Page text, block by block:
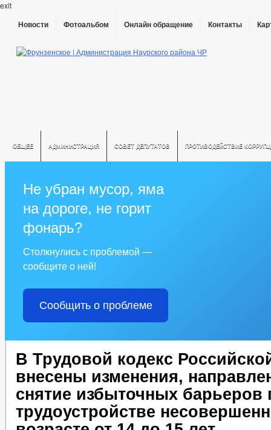
exit
Новости Фотоальбом Онлайн обращение Контакты
ОБЩЕЕ АДМИНИСТРАЦИЯ СОВЕТ ДЕПУТАТОВ ПРОТИВОДЕЙСТВИЕ
Не убран мусор, яма
на дороге, не горит
фонарь?
Столкнулись с проблемой —
сообщите о ней!
Сообщить о проблеме
В Трудовой кодекс
внесены изменения,
снятие избыточных барьеров
трудоустройстве